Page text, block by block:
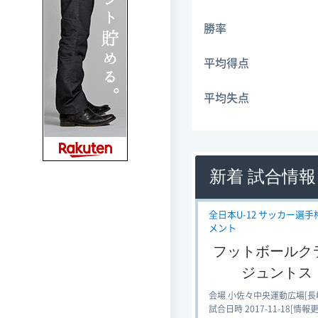
勝率
平均得点
平均失点
新着 試合情報
全日本U-12 サッカー選手
メント
フットボールク
ジュントス
会場 小佐々中央運動広場[
試合日時 2017-11-18[情報